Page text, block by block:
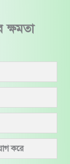
ক্ষমতা
করে